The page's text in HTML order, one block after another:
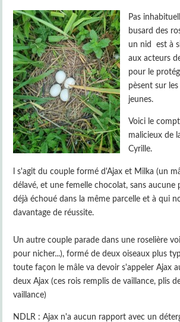
Pas
busard des
un nid est à
aux acteurs
pour le
pèsent sur
jeunes.
Voici le
malicieux de
Cyrille.
l s'agit du couple formé d'Ajax et Milka (un
délavé, et une femelle chocolat, sans aucune
déjà échoué dans la même parcelle et à qui
davantage de réussite.
Un autre couple parade dans une roselière
pour nicher...), formé de deux oiseaux plus
toute façon le mâle va devoir s'appeler Ajax
deux Ajax (ces rois remplis de vaillance, plis
vaillance)
NDLR : Ajax n'a aucun rapport avec un